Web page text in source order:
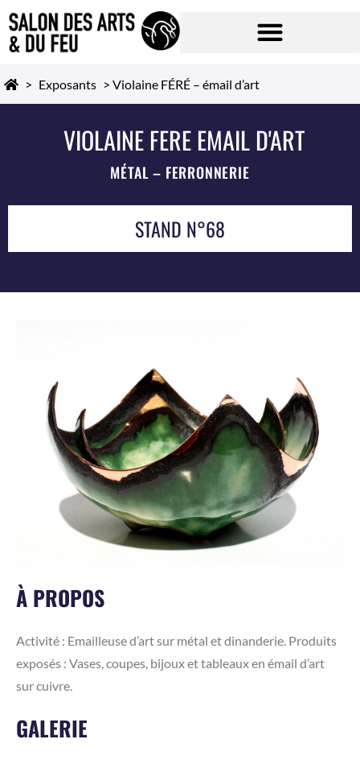
> Exposants > Violaine FÉRÉ – émail d’art
VIOLAINE FERE EMAIL D'ART
MÉTAL – FERRONNERIE
STAND N°68
À PROPOS
Activité : Emailleuse d’art sur métal et dinanderie. Produits
exposés : Vases, coupes, bijoux et tableaux en émail d’art
sur cuivre.
GALERIE